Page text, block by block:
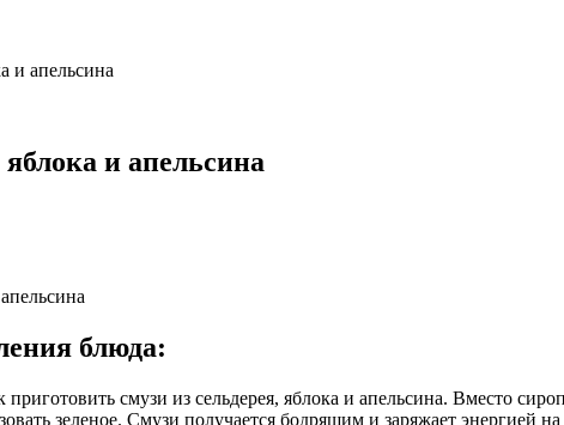
и апельсина
и апельсина
блюда:
смузи из сельдерея, яблока и апельсина. Вместо
зеленое. Смузи получается бодрящим и заряжает энергией